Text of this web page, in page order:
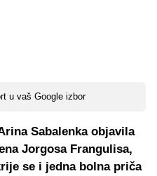
u vaš Google izbor
Sabalenka objavila
Jorgosa Frangulisa,
se i jedna bolna priča